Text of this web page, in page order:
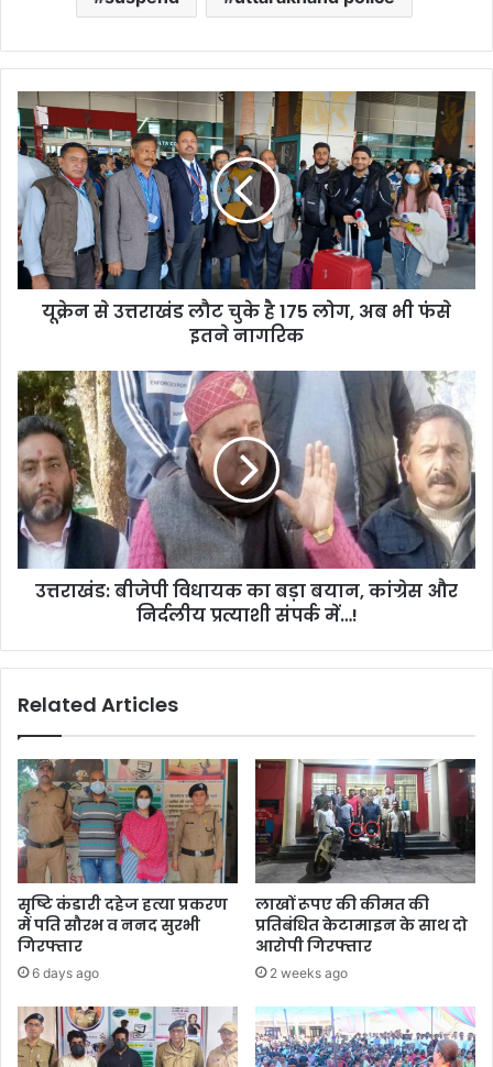
यूक्रेन
से
उत्तराखंड
लौट
चुके
है
175
लोग,
अब
नागरिक
यूक्रेन से उत्तराखंड लौट चुके है 175 लोग, अब भी फंसे
इतने नागरिक
उत्तराखंड:
बीजेपी
विधायक
का
बड़ा
बयान,
कांग्रेस
और
निर्दलीय
प्रत्याशी
उत्तराखंड: बीजेपी विधायक का बड़ा बयान, कांग्रेस और
निर्दलीय प्रत्याशी संपर्क में…!
Related Articles
सृष्टि कंडारी दहेज हत्या प्रकरण
में पति सौरभ व ननद सुरभी
गिरफ्तार
6 days ago
लाखों रूपए की कीमत की
प्रतिबंधित केटामाइन के साथ दो
आरोपी गिरफ्तार
2 weeks ago